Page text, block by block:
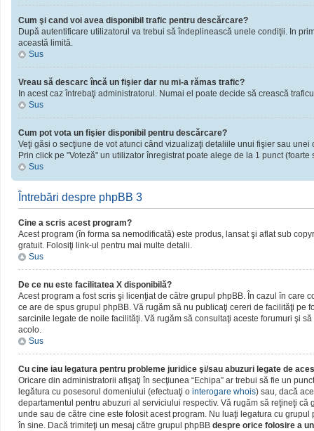
Cum şi cand voi avea disponibil trafic pentru descărcare?
După autentificare utilizatorul va trebui să îndeplinească unele condiţii. In
această limită.
Sus
Vreau să descarc încă un fişier dar nu mi-a rămas trafic?
In acest caz întrebaţi administratorul. Numai el poate decide să crească
Sus
Cum pot vota un fişier disponibil pentru descărcare?
Veţi găsi o secţiune de vot atunci când vizualizaţi detaliile unui fişier sau unei
Prin click pe "Voteză" un utilizator înregistrat poate alege de la 1 punct
Sus
Întrebări despre phpBB 3
Cine a scris acest program?
Acest program (în forma sa nemodificată) este produs, lansat şi aflat sub
gratuit. Folosiţi link-ul pentru mai multe detalii.
Sus
De ce nu este facilitatea X disponibilă?
Acest program a fost scris şi licenţiat de către grupul phpBB. În cazul în care
ce are de spus grupul phpBB. Vă rugăm să nu publicaţi cereri de facilităţi
sarcinile legate de noile facilităţi. Vă rugăm să consultaţi aceste forumuri şi
acolo.
Sus
Cu cine iau legatura pentru probleme juridice şi/sau abuzuri legate de
Oricare din administratorii afişaţi în secţiunea “Echipa” ar trebui să fie un
legătura cu posesorul domeniului (efectuaţi o interogare whois) sau, dacă
departamentul pentru abuzuri al serviciului respectiv. Vă rugăm să reţineţi că
unde sau de către cine este folosit acest program. Nu luaţi legatura cu
în sine. Dacă trimiteţi un mesaj către grupul phpBB despre orice folosire a